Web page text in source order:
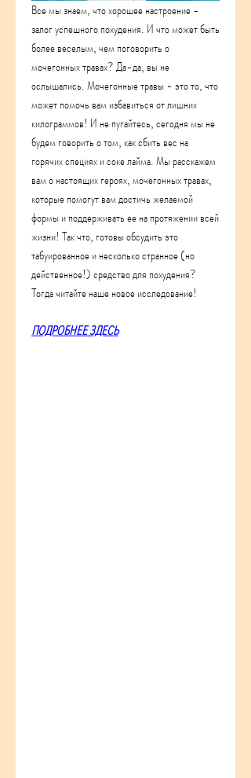
Все мы знаем, что хорошее настроение -
залог успешного похудения. И что может быть
более веселым, чем поговорить о
мочегонных травах? Да-да, вы не
ослышались. Мочегонные травы - это то, что
может помочь вам избавиться от лишних
килограммов! И не пугайтесь, сегодня мы не
будем говорить о том, как сбить вес на
горячих специях и соке лайма. Мы расскажем
вам о настоящих героях, мочегонных травах,
которые помогут вам достичь желаемой
формы и поддерживать ее на протяжении всей
жизни! Так что, готовы обсудить это
табуированное и несколько странное (но
действенное!) средство для похудения?
Тогда читайте наше новое исследование!
ПОДРОБНЕЕ ЗДЕСЬ